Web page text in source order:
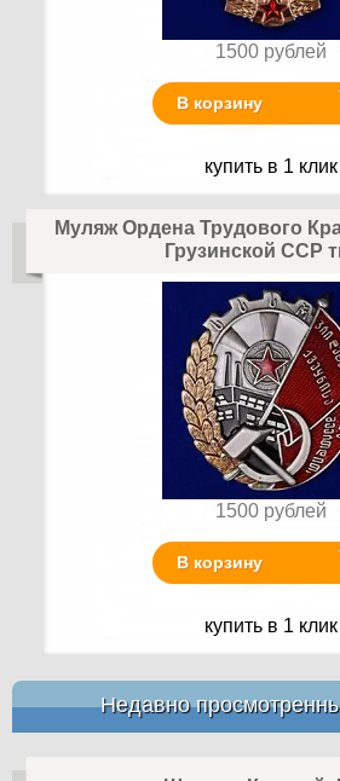
1500 рублей
В корзину
купить в 1 клик
Муляж Ордена Трудового
Грузинской ССР
1500 рублей
В корзину
купить в 1 клик
Недавно